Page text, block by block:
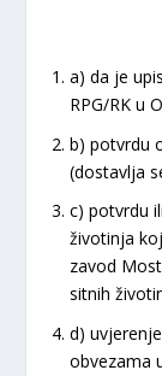
a) da je
RPG/RK u
b) potvrdu
(dostavlja
c) potvrdu
životinja
zavod
sitnih
d)
obvezama